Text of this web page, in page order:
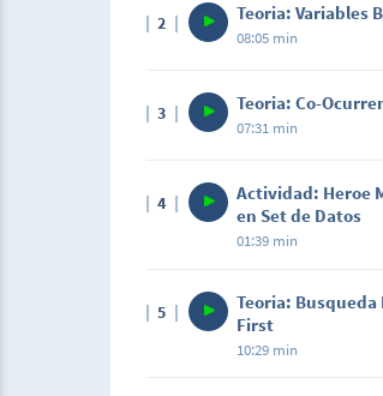
2 Teoria: Variables
08:05 min
3 Teoria: Co-
07:31 min
4
Actividad: Heroe
en Set de Datos
01:39 min
5
Teoria:
First
10:29 min